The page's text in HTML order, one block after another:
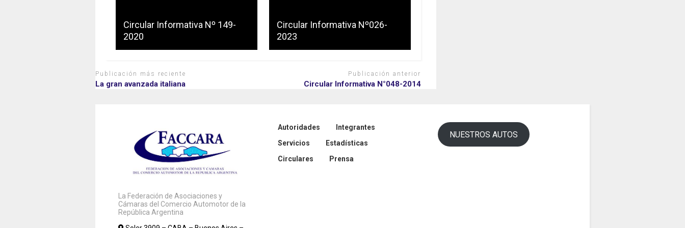
Circular Informativa Nº 149-
2020
Circular Informativa Nº026-
2023
Publicación más reciente
La gran avanzada italiana
Publicación anterior
Circular Informativa N°048-2014
La Federación de Asociaciones y
Cámaras del Comercio Automotor de la
República Argentina
Autoridades
Integrantes
Servicios
Estadísticas
Circulares
Prensa
NUESTROS AUTOS